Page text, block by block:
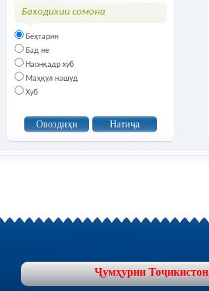
Баходихии сомона
Беҳтарин
Бад не
Наонқадр хуб
Маҳқул нашуд
Хуб
Ҷумҳурии